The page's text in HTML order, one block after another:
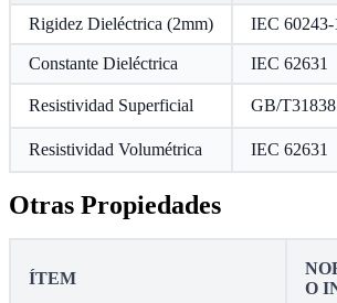
Rigidez Dieléctrica (2mm) IEC 60243-
Constante Dieléctrica IEC 62631
Resistividad Superficial GB/
Resistividad Volumétrica IEC 62631
Otras Propiedades
ÍTEM
O